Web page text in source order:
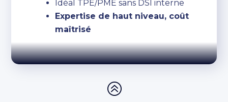
Idéal TPE/PME sans DSI interne
Expertise de haut niveau, coût
maîtrisé
>